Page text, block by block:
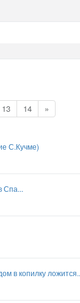
13 14 »
С.Кучме)
Спа...
в копилку